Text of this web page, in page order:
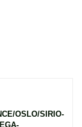
OSLO/SIRIO-